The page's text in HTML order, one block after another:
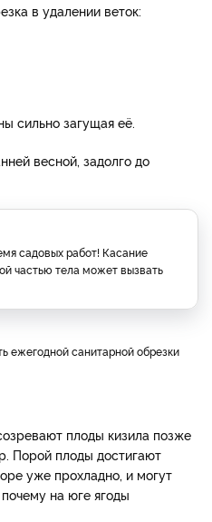
в удалении веток:
сильно загущая её.
весной, задолго до
садовых работ! Касание
частью тела может вызвать
ежегодной санитарной обрезки
плоды кизила позже
Порой плоды достигают
уже прохладно, и могут
на юге ягоды